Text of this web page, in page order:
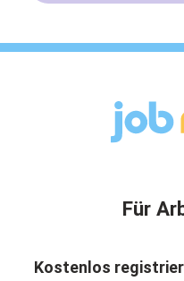
Für
Kostenlos